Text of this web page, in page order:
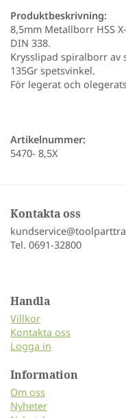
Produktbeskrivning:
8,5mm Metallborr HSS
DIN 338.
Krysslipad spiralborr av
135Gr spetsvinkel.
För legerat och
Artikelnummer:
5470- 8,5X
Kontakta oss
Tel. 0691-32800
Handla
Villkor
Kontakta oss
Logga in
Information
Om oss
Nyheter